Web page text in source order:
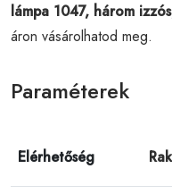
lámpa 1047, három
áron vásárolhatod meg.
Paraméterek
Elérhetőség